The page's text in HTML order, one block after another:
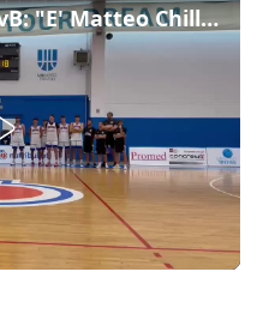
Basket, l'annuncio di TvB: "E' Matteo Chillo il nuovo capitano"